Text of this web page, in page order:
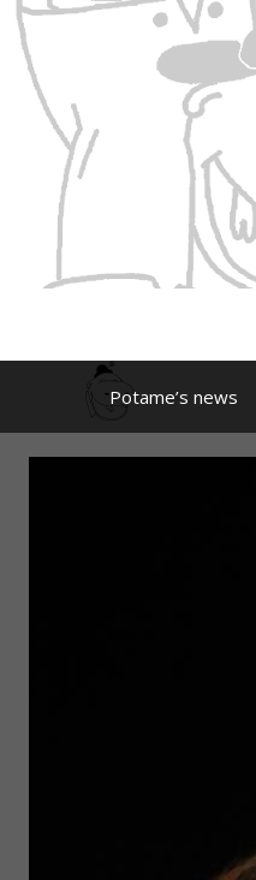
Aller
au
contenu
Potame’s news